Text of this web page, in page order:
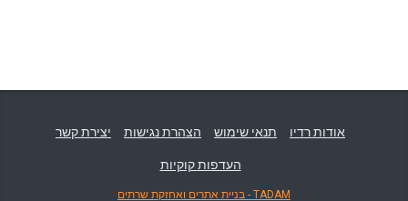
אודות רדיו תנאי שימוש הצהרת נגישות יצירת קשר
העדפות קוקיות
TADAM - בניית אתרים ואחזקת שרתים